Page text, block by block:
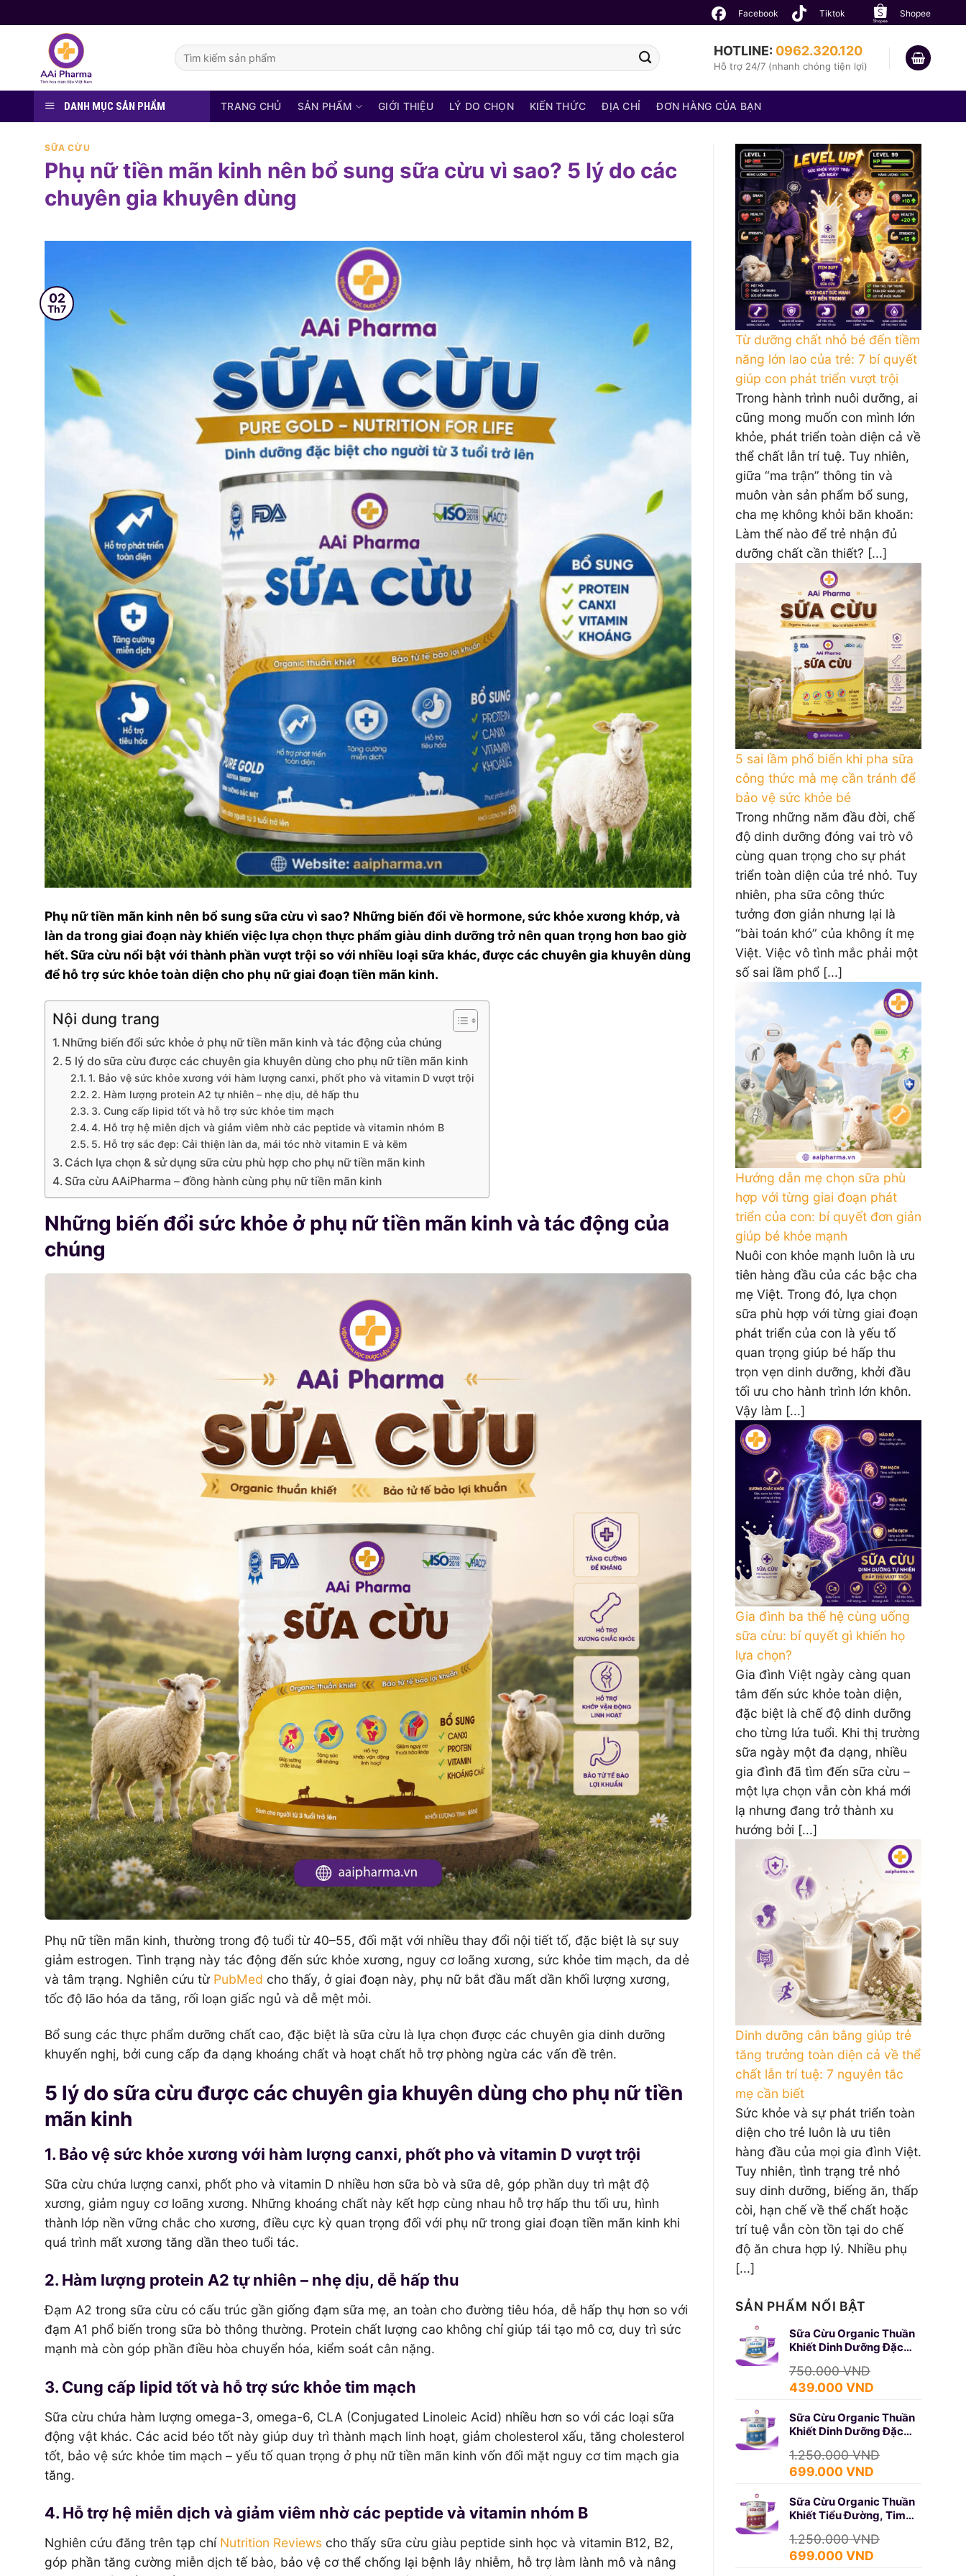
to
Facebook Tiktok Shopee
Tìm
kiếm:
HOTLINE: 0962.320.120
Hỗ trợ 24/7 (nhanh chóng tiện lợi)
DANH MỤC SẢN PHẨM TRANG CHỦ SẢN PHẨM GIỚI THIỆU LÝ DO CHỌN KIẾN THỨC ĐỊA CHỈ ĐƠN HÀNG CỦA BẠN
SỮA CỪU
Phụ nữ tiền mãn kinh nên bổ sung sữa cừu vì sao? 5 lý do các
chuyên gia khuyên dùng
02
Th7
Phụ nữ tiền mãn kinh nên bổ sung sữa cừu vì sao? Những biến đổi về hormone, sức khỏe xương khớp, và
làn da trong giai đoạn này khiến việc lựa chọn thực phẩm giàu dinh dưỡng trở nên quan trọng hơn bao giờ
hết. Sữa cừu nổi bật với thành phần vượt trội so với nhiều loại sữa khác, được các chuyên gia khuyên dùng
để hỗ trợ sức khỏe toàn diện cho phụ nữ giai đoạn tiền mãn kinh.
Nội dung trang
Những biến đổi sức khỏe ở phụ nữ tiền mãn kinh và tác động của chúng
5 lý do sữa cừu được các chuyên gia khuyên dùng cho phụ nữ tiền mãn kinh
1. Bảo vệ sức khỏe xương với hàm lượng canxi, phốt pho và vitamin D vượt trội
2. Hàm lượng protein A2 tự nhiên – nhẹ dịu, dễ hấp thu
3. Cung cấp lipid tốt và hỗ trợ sức khỏe tim mạch
4. Hỗ trợ hệ miễn dịch và giảm viêm nhờ các peptide và vitamin nhóm B
5. Hỗ trợ sắc đẹp: Cải thiện làn da, mái tóc nhờ vitamin E và kẽm
Cách lựa chọn & sử dụng sữa cừu phù hợp cho phụ nữ tiền mãn kinh
Sữa cừu AAiPharma – đồng hành cùng phụ nữ tiền mãn kinh
Những biến đổi sức khỏe ở phụ nữ tiền mãn kinh và tác động của
chúng
Phụ nữ tiền mãn kinh, thường trong độ tuổi từ 40–55, đối mặt với nhiều thay đổi nội tiết tố, đặc biệt là sự suy
giảm estrogen. Tình trạng này tác động đến sức khỏe xương, nguy cơ loãng xương, sức khỏe tim mạch, da dẻ
và tâm trạng. Nghiên cứu từ PubMed cho thấy, ở giai đoạn này, phụ nữ bắt đầu mất dần khối lượng xương,
tốc độ lão hóa da tăng, rối loạn giấc ngủ và dễ mệt mỏi.
Bổ sung các thực phẩm dưỡng chất cao, đặc biệt là sữa cừu là lựa chọn được các chuyên gia dinh dưỡng
khuyến nghị, bởi cung cấp đa dạng khoáng chất và hoạt chất hỗ trợ phòng ngừa các vấn đề trên.
5 lý do sữa cừu được các chuyên gia khuyên dùng cho phụ nữ tiền
mãn kinh
1. Bảo vệ sức khỏe xương với hàm lượng canxi, phốt pho và vitamin D vượt trội
Sữa cừu chứa lượng canxi, phốt pho và vitamin D nhiều hơn sữa bò và sữa dê, góp phần duy trì mật độ
xương, giảm nguy cơ loãng xương. Những khoáng chất này kết hợp cùng nhau hỗ trợ hấp thu tối ưu, hình
thành lớp nền vững chắc cho xương, điều cực kỳ quan trọng đối với phụ nữ trong giai đoạn tiền mãn kinh khi
quá trình mất xương tăng dần theo tuổi tác.
2. Hàm lượng protein A2 tự nhiên – nhẹ dịu, dễ hấp thu
Đạm A2 trong sữa cừu có cấu trúc gần giống đạm sữa mẹ, an toàn cho đường tiêu hóa, dễ hấp thụ hơn so với
đạm A1 phổ biến trong sữa bò thông thường. Protein chất lượng cao không chỉ giúp tái tạo mô cơ, duy trì sức
mạnh mà còn góp phần điều hòa chuyển hóa, kiểm soát cân nặng.
3. Cung cấp lipid tốt và hỗ trợ sức khỏe tim mạch
Sữa cừu chứa hàm lượng omega-3, omega-6, CLA (Conjugated Linoleic Acid) nhiều hơn so với các loại sữa
động vật khác. Các acid béo tốt này giúp duy trì thành mạch linh hoạt, giảm cholesterol xấu, tăng cholesterol
tốt, bảo vệ sức khỏe tim mạch – yếu tố quan trọng ở phụ nữ tiền mãn kinh vốn đối mặt nguy cơ tim mạch gia
tăng.
4. Hỗ trợ hệ miễn dịch và giảm viêm nhờ các peptide và vitamin nhóm B
Nghiên cứu đăng trên tạp chí Nutrition Reviews cho thấy sữa cừu giàu peptide sinh học và vitamin B12, B2,
góp phần tăng cường miễn dịch tế bào, bảo vệ cơ thể chống lại bệnh lây nhiễm, hỗ trợ làm lành mô và nâng
Từ dưỡng chất nhỏ bé đến tiềm
năng lớn lao của trẻ: 7 bí quyết
giúp con phát triển vượt trội
Trong hành trình nuôi dưỡng, ai
cũng mong muốn con mình lớn
khỏe, phát triển toàn diện cả về
thể chất lẫn trí tuệ. Tuy nhiên,
giữa “ma trận” thông tin và
muôn vàn sản phẩm bổ sung,
cha mẹ không khỏi băn khoăn:
Làm thế nào để trẻ nhận đủ
dưỡng chất cần thiết? [...]
5 sai lầm phổ biến khi pha sữa
công thức mà mẹ cần tránh để
bảo vệ sức khỏe bé
Trong những năm đầu đời, chế
độ dinh dưỡng đóng vai trò vô
cùng quan trọng cho sự phát
triển toàn diện của trẻ nhỏ. Tuy
nhiên, pha sữa công thức
tưởng đơn giản nhưng lại là
“bài toán khó” của không ít mẹ
Việt. Việc vô tình mắc phải một
số sai lầm phổ [...]
Hướng dẫn mẹ chọn sữa phù
hợp với từng giai đoạn phát
triển của con: bí quyết đơn giản
giúp bé khỏe mạnh
Nuôi con khỏe mạnh luôn là ưu
tiên hàng đầu của các bậc cha
mẹ Việt. Trong đó, lựa chọn
sữa phù hợp với từng giai đoạn
phát triển của con là yếu tố
quan trọng giúp bé hấp thu
trọn vẹn dinh dưỡng, khởi đầu
tối ưu cho hành trình lớn khôn.
Vậy làm [...]
Gia đình ba thế hệ cùng uống
sữa cừu: bí quyết gì khiến họ
lựa chọn?
Gia đình Việt ngày càng quan
tâm đến sức khỏe toàn diện,
đặc biệt là chế độ dinh dưỡng
cho từng lứa tuổi. Khi thị trường
sữa ngày một đa dạng, nhiều
gia đình đã tìm đến sữa cừu –
một lựa chọn vẫn còn khá mới
lạ nhưng đang trở thành xu
hướng bởi [...]
Dinh dưỡng cân bằng giúp trẻ
tăng trưởng toàn diện cả về thể
chất lẫn trí tuệ: 7 nguyên tắc
mẹ cần biết
Sức khỏe và sự phát triển toàn
diện cho trẻ luôn là ưu tiên
hàng đầu của mọi gia đình Việt.
Tuy nhiên, tình trạng trẻ nhỏ
suy dinh dưỡng, biếng ăn, thấp
còi, hạn chế về thể chất hoặc
trí tuệ vẫn còn tồn tại do chế
độ ăn chưa hợp lý. Nhiều phụ
[...]
SẢN PHẨM NỔI BẬT
Sữa Cừu Organic Thuần
Khiết Dinh Dưỡng Đặc
750.000VND
Giá
là:
750.000 VND.
439.000 VND
tại
là:
439.000 VND.
Sữa Cừu Organic Thuần
Khiết Dinh Dưỡng Đặc
1.250.000VND
Giá
là:
1.250.000 VND.
699.000 VND
tại
là:
699.000 VND.
Sữa Cừu Organic Thuần
Khiết Tiểu Đường, Tim
1.250.000VND
Giá
699.000 VND